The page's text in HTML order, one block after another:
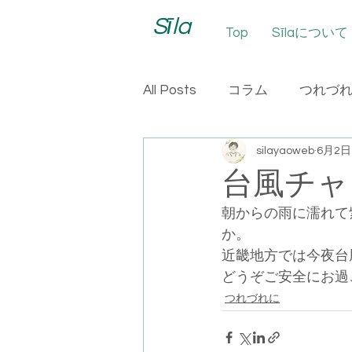
Sīla Top Sīlaについて
All Posts コラム つれづ
台風チ
silayaoweb 6月2日
朝からの雨に濡れ
か。
近畿地方では今夜
どうぞご安全にお
つれづれに